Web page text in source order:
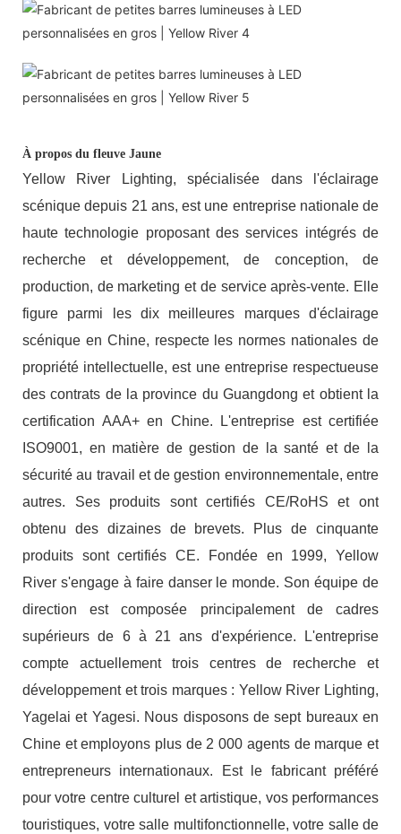
À propos du fleuve Jaune
Yellow River Lighting, spécialisée dans l'éclairage
scénique depuis 21 ans, est une entreprise nationale de
haute technologie proposant des services intégrés de
recherche et développement, de conception, de
production, de marketing et de service après-vente. Elle
figure parmi les dix meilleures marques d'éclairage
scénique en Chine, respecte les normes nationales de
propriété intellectuelle, est une entreprise respectueuse
des contrats de la province du Guangdong et obtient la
certification AAA+ en Chine. L'entreprise est certifiée
ISO9001, en matière de gestion de la santé et de la
sécurité au travail et de gestion environnementale, entre
autres. Ses produits sont certifiés CE/RoHS et ont
obtenu des dizaines de brevets. Plus de cinquante
produits sont certifiés CE. Fondée en 1999, Yellow
River s'engage à faire danser le monde. Son équipe de
direction est composée principalement de cadres
supérieurs de 6 à 21 ans d'expérience. L'entreprise
compte actuellement trois centres de recherche et
développement et trois marques : Yellow River Lighting,
Yagelai et Yagesi. Nous disposons de sept bureaux en
Chine et employons plus de 2 000 agents de marque et
entrepreneurs internationaux. Est le fabricant préféré
pour votre centre culturel et artistique, vos performances
touristiques, votre salle multifonctionnelle, votre salle de